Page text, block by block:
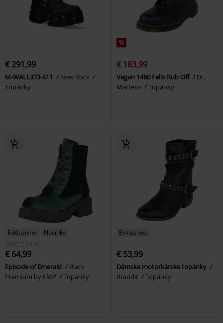
€ 291,99
M-WALL373-S11
New Rock
Topánky
%
€ 183,99
Vegan 1460 Felix Rub Off
Dr.
Martens
Topánky
Exkluzívne
Novinky
OMC € 69,99
€ 64,99
Episode of Emerald
Black
Premium by EMP
Topánky
Exkluzívne
€ 53,99
Dámske motorkárske topánky
Brandit
Topánky